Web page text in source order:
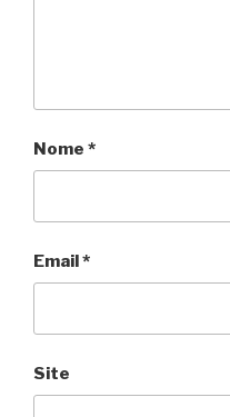
Nome *
Email*
Site